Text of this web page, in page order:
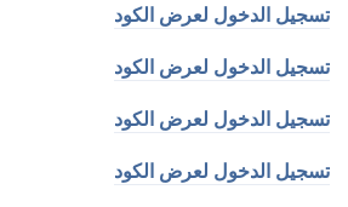
تسجيل الدخول لعرض الكود
تسجيل الدخول لعرض الكود
تسجيل الدخول لعرض الكود
تسجيل الدخول لعرض الكود